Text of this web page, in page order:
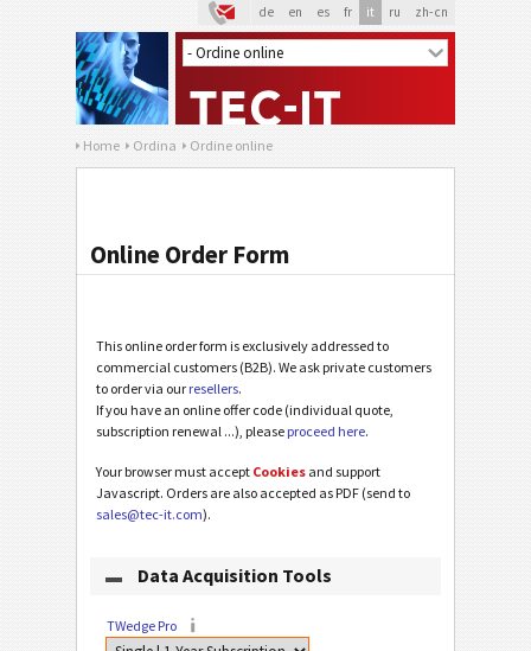
de en es fr it ru zh-cn
Home Ordina Ordine online
Online Order Form
This online order form is exclusively addressed to
commercial customers (B2B). We ask private customers
to order via our resellers.
If you have an online offer code (individual quote,
subscription renewal ...), please proceed here.
Your browser must accept Cookies and support
Javascript. Orders are also accepted as PDF (send to
sales@tec-it.com).
Data Acquisition Tools
TWedge Pro